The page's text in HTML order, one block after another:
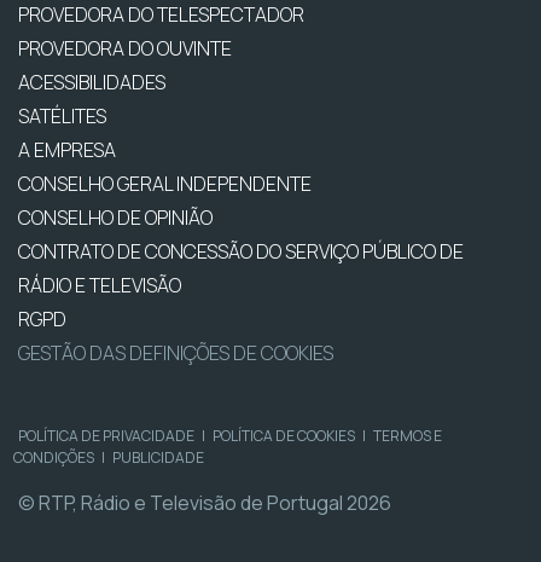
PROVEDORA DO TELESPECTADOR
PROVEDORA DO OUVINTE
ACESSIBILIDADES
SATÉLITES
A EMPRESA
CONSELHO GERAL INDEPENDENTE
CONSELHO DE OPINIÃO
CONTRATO DE CONCESSÃO DO SERVIÇO PÚBLICO DE
RÁDIO E TELEVISÃO
RGPD
GESTÃO DAS DEFINIÇÕES DE COOKIES
POLÍTICA DE PRIVACIDADE | POLÍTICA DE COOKIES | TERMOS E
CONDIÇÕES | PUBLICIDADE
© RTP, Rádio e Televisão de Portugal 2026